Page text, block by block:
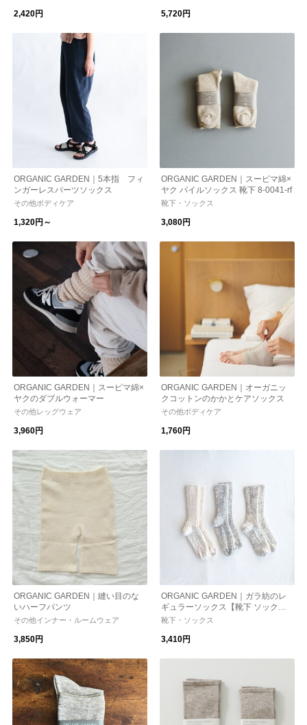
2,420円 5,720円
ORGANIC GARDEN｜5本指 フィ
ンガーレスパーツソックス
その他ボディケア
1,320円～
ORGANIC GARDEN｜スーピマ綿×
ヤク パイルソックス 靴下 8-0041-rf
靴下・ソックス
3,080円
ORGANIC GARDEN｜スーピマ綿×
ヤクのダブルウォーマー
その他レッグウェア
3,960円
ORGANIC GARDEN｜オーガニッ
クコットンのかかとケアソックス
その他ボディケア
1,760円
ORGANIC GARDEN｜縫い目のな
いハーフパンツ
その他インナー・ルームウェア
3,850円
ORGANIC GARDEN｜ガラ紡のレ
ギュラーソックス【靴下 ソック
ス】
靴下・ソックス
3,410円